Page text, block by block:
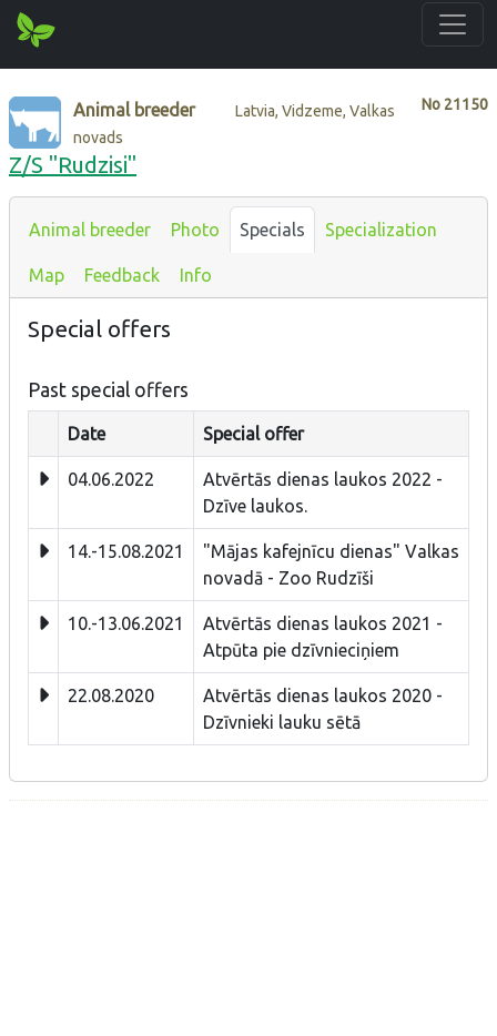
No 21150
Animal breeder
Latvia, Vidzeme, Valkas
novads
Z/S "Rudzisi"
Animal breeder Photo Specials Specialization
Map Feedback Info
Special offers
Past special offers
Date Special offer
04.06.2022
Atvērtās dienas laukos 2022 -
Dzīve laukos.
14.-15.08.2021
"Mājas kafejnīcu dienas" Valkas
novadā - Zoo Rudzīši
10.-13.06.2021
Atvērtās dienas laukos 2021 -
Atpūta pie dzīvnieciņiem
22.08.2020
Atvērtās dienas laukos 2020 -
Dzīvnieki lauku sētā